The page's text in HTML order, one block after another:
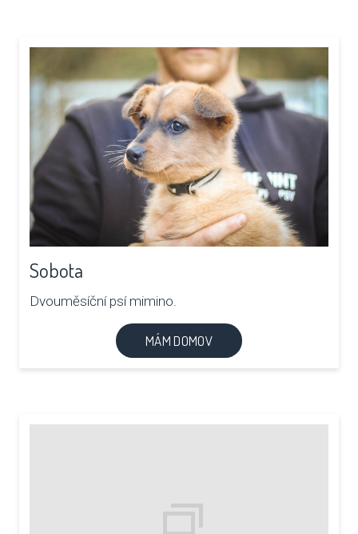
Sobota
Dvouměsíční psí mimino.
MÁM DOMOV